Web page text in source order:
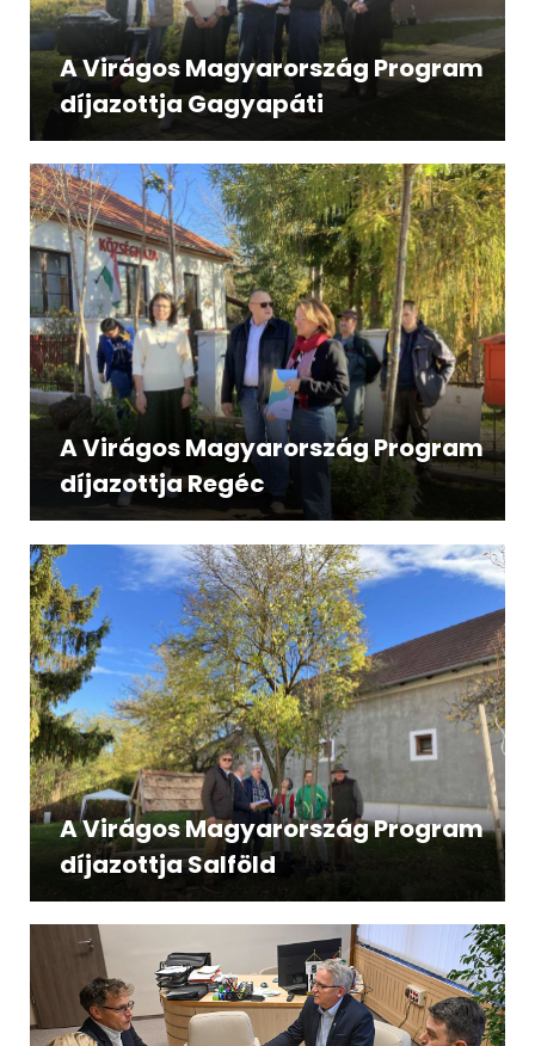
A Virágos Magyarország Program
díjazottja Gagyapáti
A Virágos Magyarország Program
díjazottja Regéc
A Virágos Magyarország Program
díjazottja Salföld